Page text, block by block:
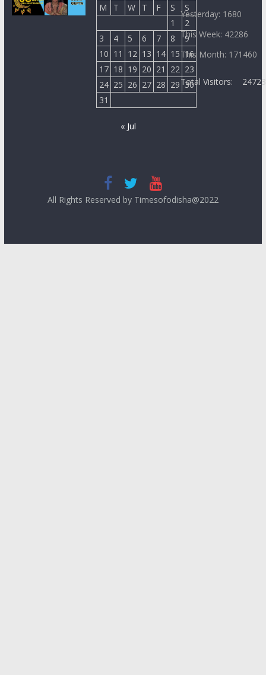
M
T W T F S
S
1
2
3
4 5 6 7 8
9
10 11 12 13 14 15 16
17 18 19 20 21 22 23
24 25 26 27 28 29 30
31
« Jul
Yesterday: 1680
This Week: 42286
This Month: 171460
Total Visitors:
All Rights Reserved by Timesofodisha@2022